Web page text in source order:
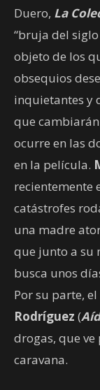
Duero, La
“bruja del
objeto de los
obsequios
inquietantes y
que
ocurre en las
en la película.
recientemente
catástrofes
una madre
que junto a su
busca unos
Por su parte,
Rodríguez (
drogas, que ve
caravana.